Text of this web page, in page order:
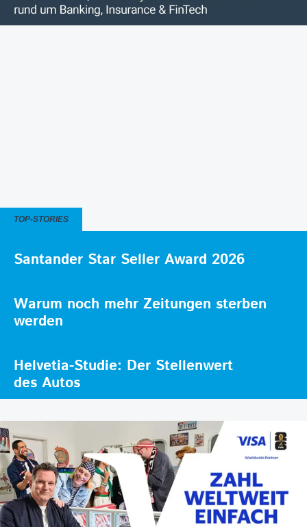
TOP-STORIES
Santander Star Seller Award 2026
Warum noch mehr Zeitungen sterben
werden
Helvetia-Studie: Der Stellenwert
des Autos